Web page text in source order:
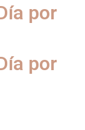
por
por